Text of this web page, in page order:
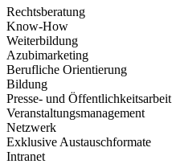
Rechtsberatung
Know-How
Weiterbildung
Azubimarketing
Berufliche Orientierung
Bildung
Presse- und Öffentlichkeitsarbeit
Veranstaltungsmanagement
Netzwerk
Exklusive Austauschformate
Intranet